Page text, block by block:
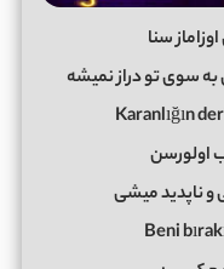
سنا
سوی تو دراز نمیشه
Karanlığın
اولورسن
ناپدید میشی
Beni